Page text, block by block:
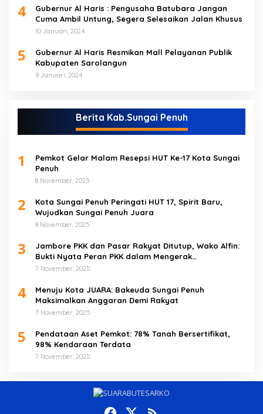
4
Gubernur Al Haris : Pengusaha Batubara Jangan
Cuma Ambil Untung, Segera Selesaikan Jalan Khusus
10 Januari, 2024
5
Gubernur Al Haris Resmikan Mall Pelayanan Publik
Kabupaten Sarolangun
9 Januari, 2024
Berita Kab.Sungai Penuh
1
Pemkot Gelar Malam Resepsi HUT Ke-17 Kota Sungai
Penuh
8 November, 2025
2
Kota Sungai Penuh Peringati HUT 17, Spirit Baru,
Wujudkan Sungai Penuh Juara
8 November, 2025
3
Jambore PKK dan Pasar Rakyat Ditutup, Wako Alfin:
Bukti Nyata Peran PKK dalam Mengerak
Perekonomian Masyarakat
7 November, 2025
4
Menuju Kota JUARA: Bakeuda Sungai Penuh
Maksimalkan Anggaran Demi Rakyat
7 November, 2025
5
Pendataan Aset Pemkot: 78% Tanah Bersertifikat,
98% Kendaraan Terdata
7 November, 2025